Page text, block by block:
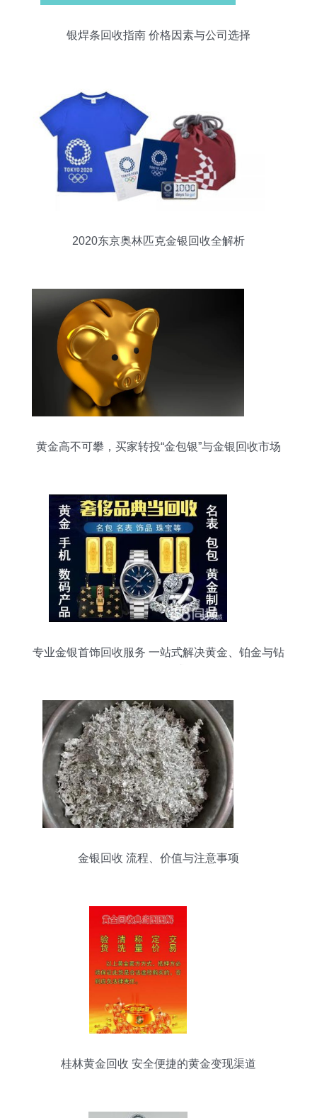
银焊条回收指南 价格因素与公司选择
2020东京奥林匹克金银回收全解析
黄金高不可攀，买家转投“金包银”与金银回收市场
专业金银首饰回收服务 一站式解决黄金、铂金与钻
金银回收 流程、价值与注意事项
桂林黄金回收 安全便捷的黄金变现渠道